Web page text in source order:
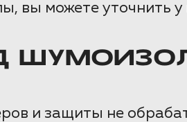
вы можете уточнить
и защиты не